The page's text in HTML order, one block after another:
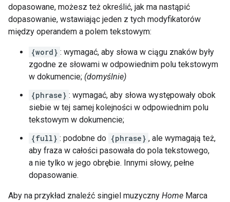
dopasowane, możesz też określić, jak ma nastąpić
dopasowanie, wstawiając jeden z tych modyfikatorów
między operandem a polem tekstowym:
{word} : wymagać, aby słowa w ciągu znaków były
zgodne ze słowami w odpowiednim polu tekstowym
w dokumencie; (domyślnie)
{phrase} : wymagać, aby słowa występowały obok
siebie w tej samej kolejności w odpowiednim polu
tekstowym w dokumencie;
{full} : podobne do {phrase} , ale wymagają też,
aby fraza w całości pasowała do pola tekstowego,
a nie tylko w jego obrębie. Innymi słowy, pełne
dopasowanie.
Aby na przykład znaleźć singiel muzyczny Home Marca